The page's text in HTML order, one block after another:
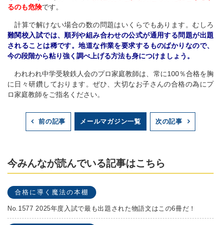
るのも危険です。
計算で解けない場合の数の問題はいくらでもあります。むしろ
難関校入試では、順列や組み合わせの公式が通用する問題が出題
されることは稀です。地道な作業を要求するものばかりなので、
今の段階から粘り強く調べ上げる方法も身につけましょう。
われわれ中学受験鉄人会のプロ家庭教師は、常に100％合格を胸
に日々研鑽しております。ぜひ、大切なお子さんの合格の為にプ
ロ家庭教師をご指名ください。
前の記事 メールマガジン一覧 次の記事
今みんなが読んでいる記事はこちら
合格に導く魔法の本棚
No.1577 2025年度入試で最も出題された物語文はこの6冊だ！